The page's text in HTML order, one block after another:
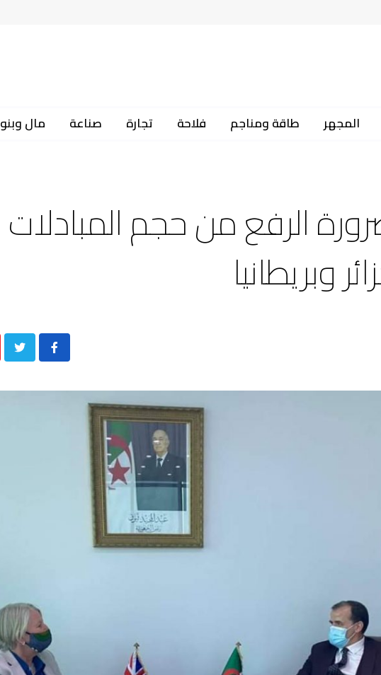
المجهر طاقة ومناجم فلاحة تجارة صناعة مال
الرفع من حجم المبادلات
وبريطانيا